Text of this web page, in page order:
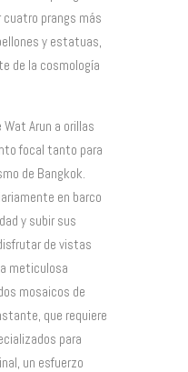
prangs más
y estatuas,
de la cosmología
Arun a orillas
focal tanto para
de Bangkok.
en barco
y subir sus
de vistas
meticulosa
mosaicos de
que requiere
para
un esfuerzo